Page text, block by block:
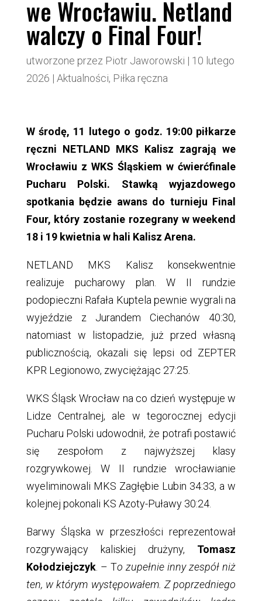
we Wrocławiu. Netland
walczy o Final Four!
utworzone przez Piotr Jaworowski | 10 lutego
2026 | Aktualności, Piłka ręczna
W środę, 11 lutego o godz. 19:00 piłkarze
ręczni NETLAND MKS Kalisz zagrają we
Wrocławiu z WKS Śląskiem w ćwierćfinale
Pucharu Polski. Stawką wyjazdowego
spotkania będzie awans do turnieju Final
Four, który zostanie rozegrany w weekend
18 i 19 kwietnia w hali Kalisz Arena.
NETLAND MKS Kalisz konsekwentnie
realizuje pucharowy plan. W II rundzie
podopieczni Rafała Kuptela pewnie wygrali na
wyjeździe z Jurandem Ciechanów 40:30,
natomiast w listopadzie, już przed własną
publicznością, okazali się lepsi od ZEPTER
KPR Legionowo, zwyciężając 27:25.
WKS Śląsk Wrocław na co dzień występuje w
Lidze Centralnej, ale w tegorocznej edycji
Pucharu Polski udowodnił, że potrafi postawić
się zespołom z najwyższej klasy
rozgrywkowej. W II rundzie wrocławianie
wyeliminowali MKS Zagłębie Lubin 34:33, a w
kolejnej pokonali KS Azoty-Puławy 30:24.
Barwy Śląska w przeszłości reprezentował
rozgrywający kaliskiej drużyny, Tomasz
Kołodziejczyk. – To zupełnie inny zespół niż
ten, w którym występowałem. Z poprzedniego